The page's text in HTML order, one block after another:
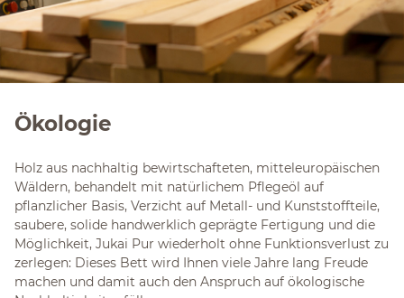
Ökologie
Holz aus nachhaltig bewirtschafteten, mitteleuropäischen
Wäldern, behandelt mit natürlichem Pflegeöl auf
pflanzlicher Basis, Verzicht auf Metall- und Kunststoffteile,
saubere, solide handwerklich geprägte Fertigung und die
Möglichkeit, Jukai Pur wiederholt ohne Funktionsverlust zu
zerlegen: Dieses Bett wird Ihnen viele Jahre lang Freude
machen und damit auch den Anspruch auf ökologische